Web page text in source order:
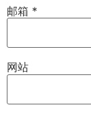
邮箱 *
网站